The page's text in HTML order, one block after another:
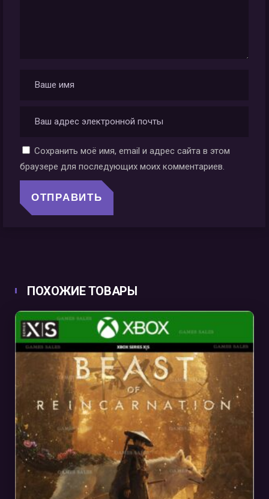
Сохранить моё имя, email и адрес сайта в этом
браузере для последующих моих комментариев.
ПОХОЖИЕ ТОВАРЫ
В КОРЗИНУ